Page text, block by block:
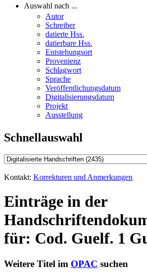
Auswahl nach ...
Autor
Schreiber
datierte Hss.
datierbare Hss.
Entstehungsort
Provenienz
Schlagwort
Sprache
Veröffentlichungsdatum
Digitalisierungsdatum
Projekt
Ausstellung
Schnellauswahl
Kontakt: Korrekturen und Anmerkungen
Einträge in der
für: Cod. Guelf. 1
Weitere Titel im OPAC suchen